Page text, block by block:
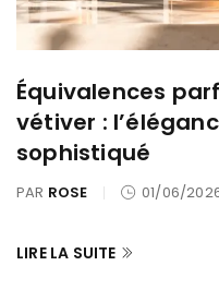
Équivalences
vétiver :
sophistiqué
PAR ROSE 01/06/
LIRE LA SUITE